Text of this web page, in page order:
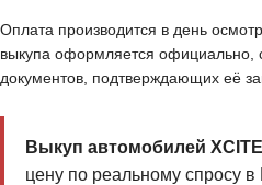
Оплата производится в день
выкупа оформляется официально,
документов, подтверждающих её
Выкуп автомобилей
цену по реальному спросу